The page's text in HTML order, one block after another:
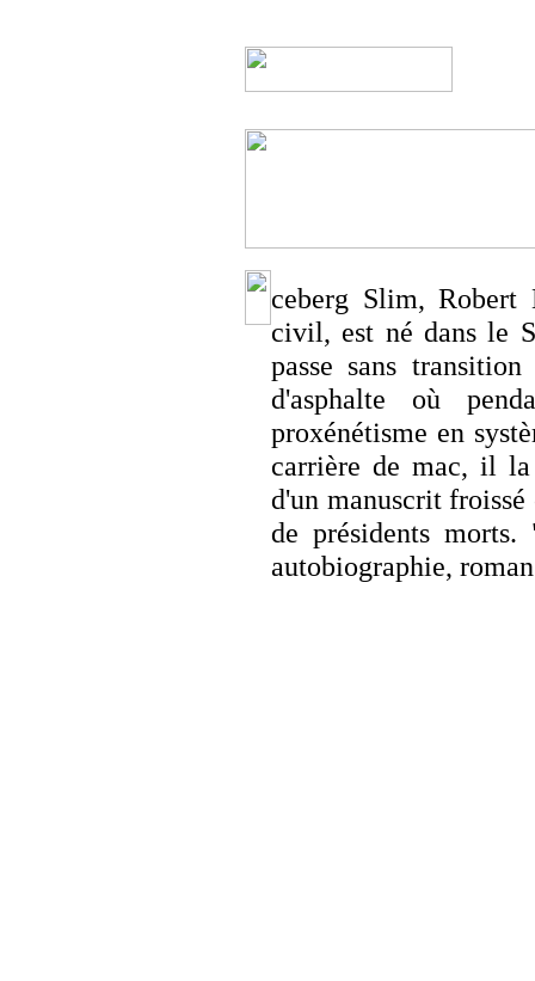
ceberg Slim, Robert
civil, est né dans le
passe sans
d'asphalte où
proxénétisme en
carrière de mac, il la
d'un manuscrit
de présidents
autobiographie,